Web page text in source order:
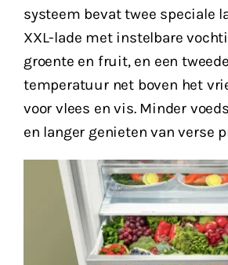
systeem bevat twee speciale
XXL-lade met instelbare
groente en fruit, en een
temperatuur net boven het
voor vlees en vis. Minder
en langer genieten van verse